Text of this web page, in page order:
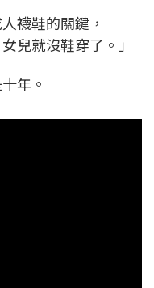
襪鞋的關鍵，
兒就沒鞋穿了。」
年。